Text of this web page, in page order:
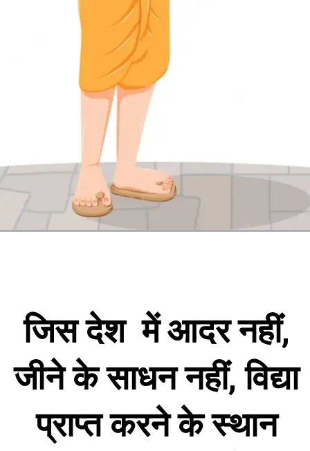
जिस देश में आदर नहीं,
जीने के साधन नहीं, विद्या
प्राप्त करने के स्थान